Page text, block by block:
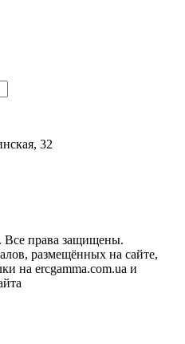
32
права защищены.
размещённых на сайте,
на ercgamma.com.ua и